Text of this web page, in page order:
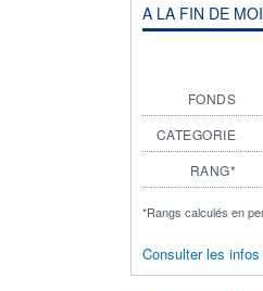
A LA FIN DE
FONDS
CATEGORIE
RANG*
*Rangs calculés en
Consulter les